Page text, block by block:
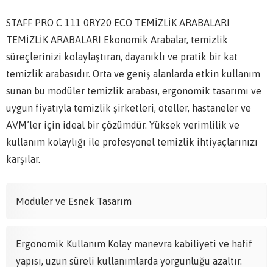
STAFF PRO C 111 0RY20 ECO TEMİZLİK ARABALARI
TEMİZLİK ARABALARI Ekonomik Arabalar, temizlik
süreçlerinizi kolaylaştıran, dayanıklı ve pratik bir kat
temizlik arabasıdır. Orta ve geniş alanlarda etkin kullanım
sunan bu modüler temizlik arabası, ergonomik tasarımı ve
uygun fiyatıyla temizlik şirketleri, oteller, hastaneler ve
AVM’ler için ideal bir çözümdür. Yüksek verimlilik ve
kullanım kolaylığı ile profesyonel temizlik ihtiyaçlarınızı
karşılar.
Modüler ve Esnek Tasarım
Ergonomik Kullanım Kolay manevra kabiliyeti ve hafif
yapısı, uzun süreli kullanımlarda yorgunluğu azaltır.